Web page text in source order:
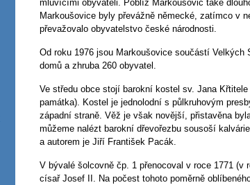
mluvícími obyvateli. Poblíž Markoušovic také
Markoušovice byly převážně německé, zatímco v
převažovalo obyvatelstvo české národnosti.
Od roku 1976 jsou Markoušovice součástí Velkých
domů a zhruba 260 obyvatel.
Ve středu obce stojí barokní kostel sv. Jana
památka). Kostel je jednolodní s půlkruhovým
západní straně. Věž je však novější, přistavěna
můžeme nalézt barokní dřevořezbu sousoší
a autorem je Jiří František Pacák.
V bývalé šolcovně čp. 1 přenocoval v roce 1771 (v
císař Josef II. Na počest tohoto poměrně